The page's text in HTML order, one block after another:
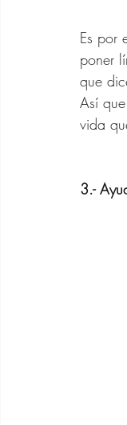
Es por
poner
que
Así
vida
3.-